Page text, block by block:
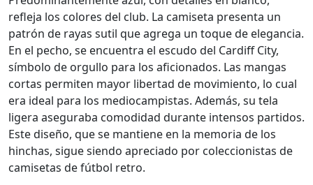
refleja los colores del club. La camiseta presenta un
patrón de rayas sutil que agrega un toque de elegancia.
En el pecho, se encuentra el escudo del Cardiff City,
símbolo de orgullo para los aficionados. Las mangas
cortas permiten mayor libertad de movimiento, lo cual
era ideal para los mediocampistas. Además, su tela
ligera aseguraba comodidad durante intensos partidos.
Este diseño, que se mantiene en la memoria de los
hinchas, sigue siendo apreciado por coleccionistas de
camisetas de fútbol retro.